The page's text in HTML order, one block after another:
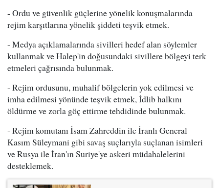
- Ordu ve güvenlik güçlerine yönelik konuşmalarında
rejim karşıtlarına yönelik şiddeti teşvik etmek.
- Medya açıklamalarında sivilleri hedef alan söylemler
kullanmak ve Halep'in doğusundaki sivillere bölgeyi terk
etmeleri çağrısında bulunmak.
- Rejim ordusunu, muhalif bölgelerin yok edilmesi ve
imha edilmesi yönünde teşvik etmek, İdlib halkını
öldürme ve zorla göç ettirme tehdidinde bulunmak.
- Rejim komutanı İsam Zahreddin ile İranlı General
Kasım Süleymani gibi savaş suçlarıyla suçlanan isimleri
ve Rusya ile İran'ın Suriye'ye askeri müdahalelerini
desteklemek.